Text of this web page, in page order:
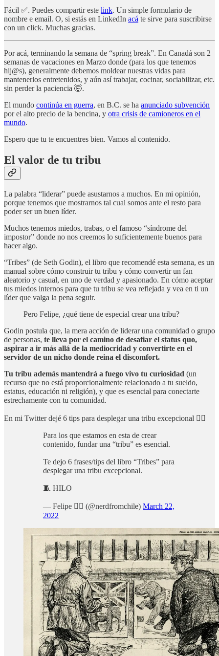
Fácil ✅. Puedes compartir este link. Un simple formulario de
nombre e email. O, si estás en LinkedIn acá te sirve para suscribirse
con un click. Muchas gracias.
Por acá, terminando la semana de “spring break”. En Canadá son 2
semanas de vacaciones en Marzo donde (para los que tenemos
hij@s), generalmente debemos moldear nuestras vidas para
mantenerlos entretenidos, y aún así trabajar, cocinar, sociabilizar, etc.
sin perder la paciencia 🤯.
El mundo continúa en guerra, en B.C. se ha anunciado subvención
por el alto precio de la bencina, y otra crisis de camioneros en el
mundo.
Espero que tu te encuentres bien. Vamos al contenido.
El valor de tu tribu
La palabra “liderar” puede asustarnos a muchos. En mi opinión,
porque tenemos que mostrarnos tal cual somos ante el resto para
poder ser un buen líder.
Muchos tenemos miedos, trabas, o el famoso “síndrome del
impostor” donde no nos creemos lo suficientemente buenos para
hacer algo.
“Tribes” (de Seth Godin), el libro que recomendé esta semana, es un
manual sobre cómo construir tu tribu y cómo convertir un fan
aleatorio y casual, en uno de verdad y apasionado. En cómo aceptar
tus miedos internos para que tu tribu se vea reflejada y vea en ti un
líder que valga la pena seguir.
Pero Felipe, ¿qué tiene de especial crear una tribu?
Godin postula que, la mera acción de liderar una comunidad o grupo
de personas, te lleva por el camino de desafiar el status quo,
aspirar a ir más allá de la mediocridad y convertirte en el
servidor de un nicho donde reina el discomfort.
Tu tribu además mantendrá a fuego vivo tu curiosidad (un
recurso que no está proporcionalmente relacionado a tu sueldo,
estatus, educación ni religión), y que es esencial para conectarte
estrechamente con tu comunidad.
En mi Twitter dejé 6 tips para desplegar una tribu excepcional 👇🏻
Para los que estamos en esta de crear
contenido, fundar una “tribu” es esencial.
Te dejo 6 frases/tips del libro “Tribes” para
desplegar una tribu excepcional.
🧵 HILO
— Felipe ✌🏻 (@nerdfromchile) March 22,
2022